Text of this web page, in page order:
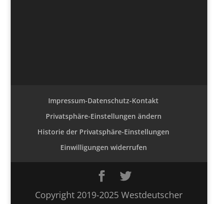
Impressum-Datenschutz-Kontakt
Privatsphäre-Einstellungen ändern
Historie der Privatsphäre-Einstellungen
Einwilligungen widerrufen
Copyright 2019-2025 Westdeutscher